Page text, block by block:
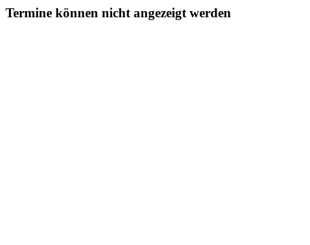
Termine können nicht angezeigt werden